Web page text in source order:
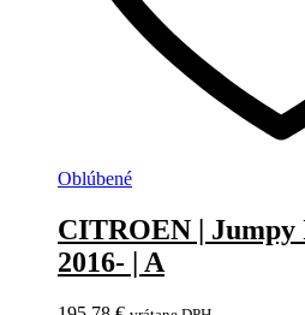
Oblúbené
CITROEN | Jumpy
2016- | A